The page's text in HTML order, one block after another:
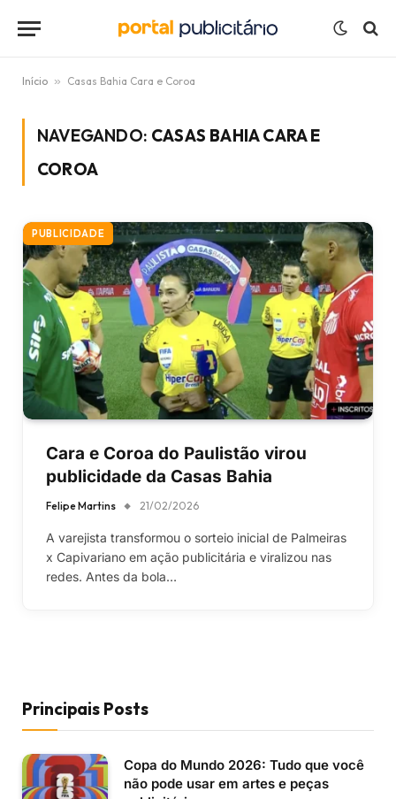
Início » Casas Bahia Cara e Coroa
NAVEGANDO: CASAS BAHIA CARA E
COROA
PUBLICIDADE
Cara e Coroa do Paulistão virou
publicidade da Casas Bahia
Felipe Martins 21/02/2026
A varejista transformou o sorteio inicial de Palmeiras
x Capivariano em ação publicitária e viralizou nas
redes. Antes da bola…
Principais Posts
Copa do Mundo 2026: Tudo que você
não pode usar em artes e peças